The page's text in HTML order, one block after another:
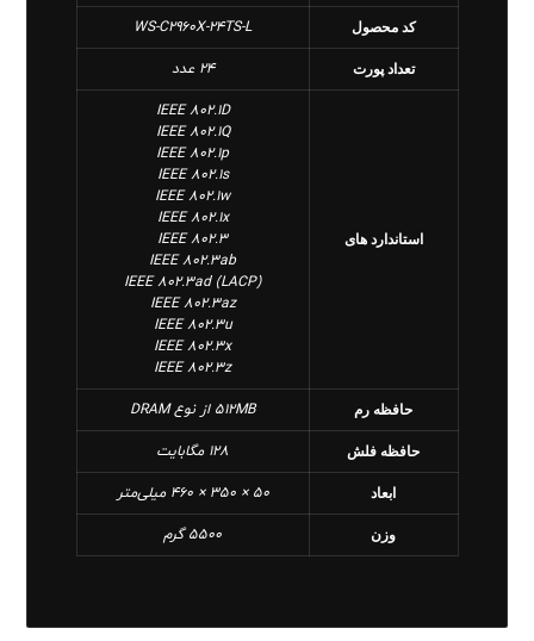
کد محصول WS-C2960X-24TS-L
تعداد پورت 24 عدد
استاندارد های
IEEE 802.1D
IEEE 802.1Q
IEEE 802.1p
IEEE 802.1s
IEEE 802.1w
IEEE 802.1x
IEEE 802.3
IEEE 802.3ab
IEEE 802.3ad (LACP)
IEEE 802.3az
IEEE 802.3u
IEEE 802.3x
IEEE 802.3z
حافظه رم 512MB از نوع DRAM
حافظه فلش 128 مگابایت
ابعاد 50 × 350 × 460 میلی‌متر
وزن 5500 گرم